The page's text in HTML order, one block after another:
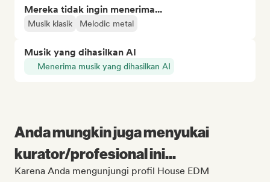
Mereka tidak ingin menerima...
Musik klasik Melodic metal
Musik yang dihasilkan AI
Menerima musik yang dihasilkan AI
Anda mungkin juga menyukai
kurator/profesional ini...
Karena Anda mengunjungi profil House EDM